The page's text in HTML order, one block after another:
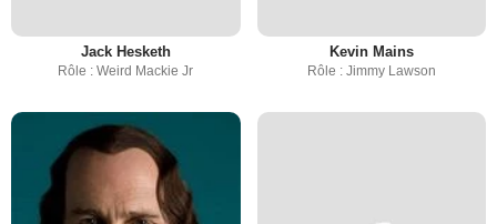
Jack Hesketh
Rôle : Weird Mackie Jr
Kevin Mains
Rôle : Jimmy Lawson